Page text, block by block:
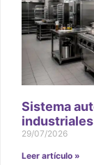
Sistema
29/07/2026
Leer artículo »